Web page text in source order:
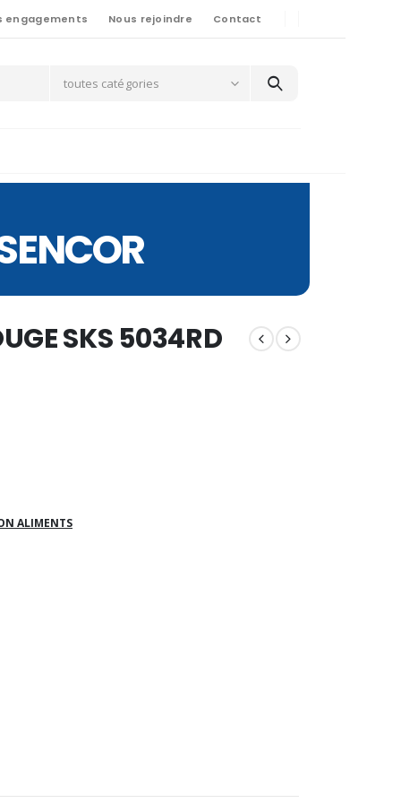
engagements Nous rejoindre Contact
toutes catégories
SKS 5034RD
ALIMENTS